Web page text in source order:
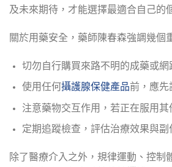
及未來期待，才能選擇最適合自己的
關於用藥安全，藥師陳春森強調幾個
切勿自行購買來路不明的成藥或網
使用任何 攝護腺保健產品前，應先
注意藥物交互作用，若正在服用其
定期追蹤檢查，評估治療效果與副
除了醫療介入之外，規律運動、控制